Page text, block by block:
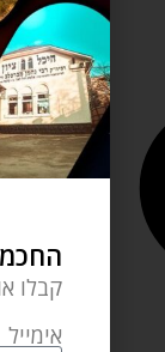
קבלו
אימייל